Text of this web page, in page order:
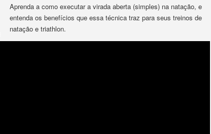
Aprenda a como executar a virada aberta (simples) na natação, e
entenda os benefícios que essa técnica traz para seus treinos de
natação e triathlon.